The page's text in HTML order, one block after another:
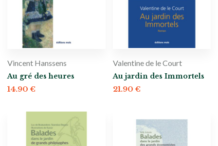
Vincent Hanssens
Au gré des heures
14.90 €
Valentine de le Court
Au jardin des Immortels
21.90 €